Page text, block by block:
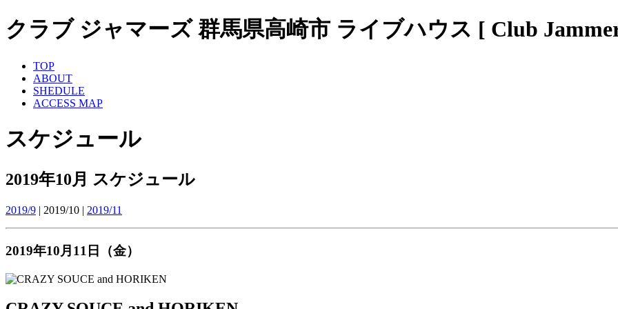
クラブ ジャマーズ 群馬県高崎市 ライブハウス [ Club
TOP
ABOUT
SHEDULE
ACCESS MAP
スケジュール
2019年10月 スケジュール
2019/9 | 2019/10 | 2019/11
2019年10月11日（金）